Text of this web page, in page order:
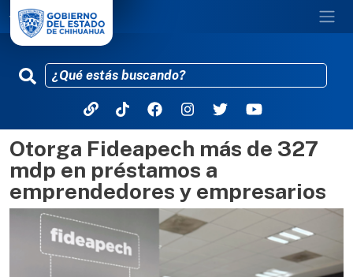
Pasar al contenido principal
Otorga Fideapech más de 327
mdp en préstamos a
emprendedores y empresarios